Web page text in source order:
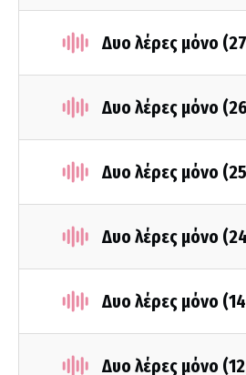
Δυο λέρες μόνο
Δυο λέρες μόνο
Δυο λέρες μόνο
Δυο λέρες μόνο
Δυο λέρες μόνο
Δυο λέρες μόνο